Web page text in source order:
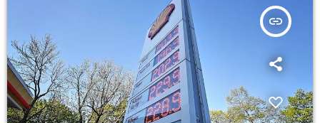
insert_link